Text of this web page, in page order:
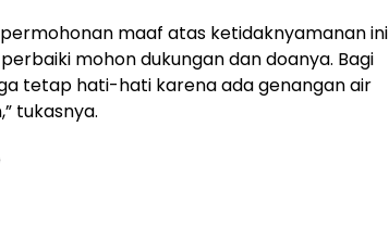
maaf atas ketidaknyamanan ini
mohon dukungan dan doanya. Bagi
tetap hati-hati karena ada genangan air
tukasnya.